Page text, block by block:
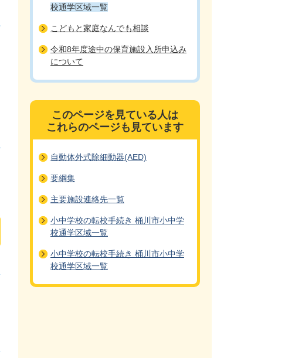
校通学区域一覧
こどもと家庭なんでも相談
令和8年度途中の保育施設入所申込み
について
このページを見ている人は
これらのページも見ています
自動体外式除細動器(AED)
要綱集
主要施設連絡先一覧
小中学校の転校手続き 桶川市小中学
校通学区域一覧
小中学校の転校手続き 桶川市小中学
校通学区域一覧